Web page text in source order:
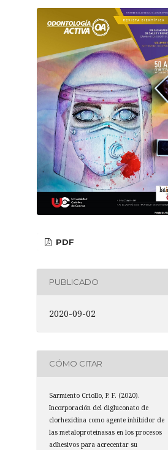
PDF
PUBLICADO
2020-09-02
CÓMO CITAR
Sarmiento Criollo, P. F. (2020).
Incorporación del digluconato de
clorhexidina como agente inhibidor de
las metaloproteinasas en los procesos
adhesivos para acrecentar su